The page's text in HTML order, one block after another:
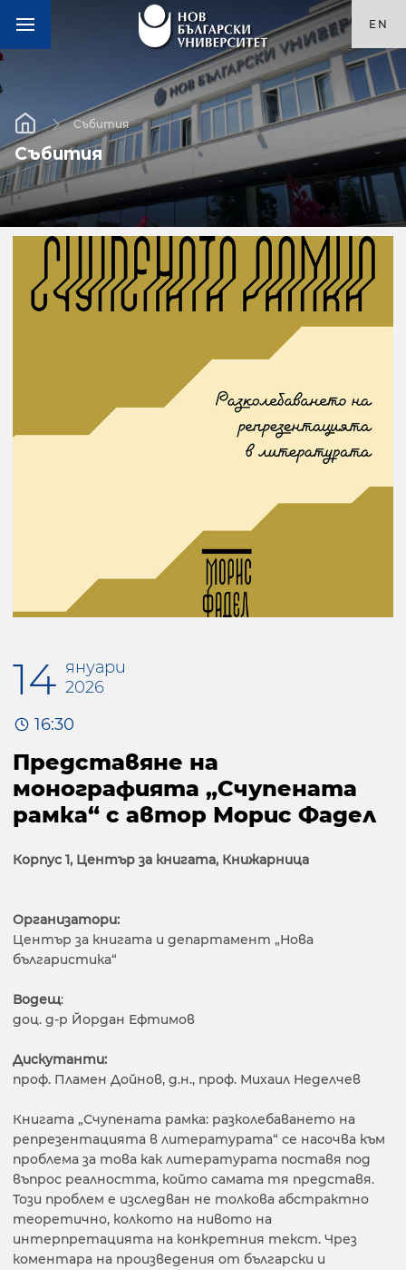
EN
Събития
Събития
14 януари
2026
16:30
Представяне на
монографията „Счупената
рамка“ с автор Морис Фадел
Корпус 1, Център за книгата, Книжарница
Организатори:
Център за книгата и департамент „Нова
българистика“
Водещ:
доц. д-р Йордан Ефтимов
Дискутанти:
проф. Пламен Дойнов, д.н., проф. Михаил Неделчев
Книгата „Счупената рамка: разколебаването на
репрезентацията в литературата“ се насочва към
проблема за това как литературата поставя под
въпрос реалността, който самата тя представя.
Този проблем е изследван не толкова абстрактно
теоретично, колкото на нивото на
интерпретацията на конкретния текст. Чрез
коментара на произведения от български и